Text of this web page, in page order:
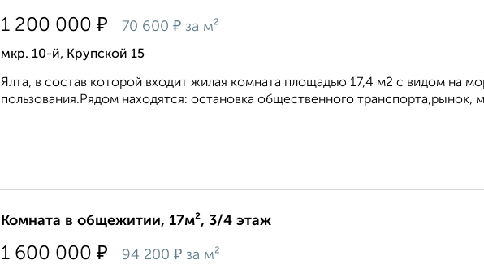
1 200 000 ₽ 70 600 ₽ за м²
мкр. 10-й, Крупской 15
Ялта, в состав которой входит жилая комната площадью 17,4 м2 с видом на
пользования.Рядом находятся: остановка общественного транспорта,рынок,
Комната в общежитии, 17м², 3/4 этаж
1 600 000 ₽ 94 200 ₽ за м²